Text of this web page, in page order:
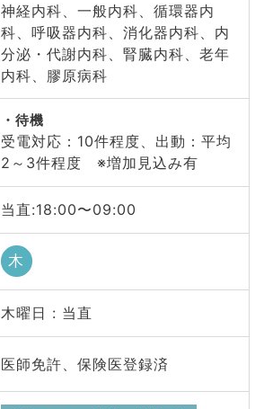
神経内科、一般内科、循環器内
科、呼吸器内科、消化器内科、内
分泌・代謝内科、腎臓内科、老年
内科、膠原病科
待機
受電対応：10件程度、出動：平均
2～3件程度 ※増加見込み有
当直:18:00〜09:00
木
木曜日 : 当直
医師免許、保険医登録済